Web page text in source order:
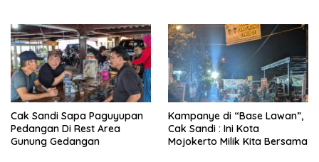
Cak Sandi Sapa Paguyupan
Pedangan Di Rest Area
Gunung Gedangan
Kampanye di “Base Lawan”,
Cak Sandi : Ini Kota
Mojokerto Milik Kita Bersama